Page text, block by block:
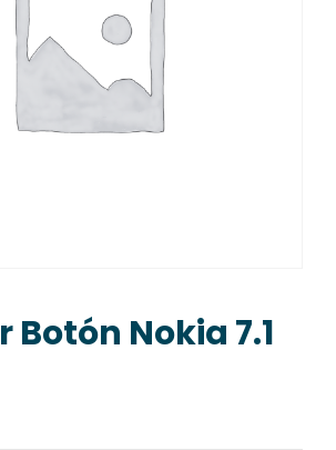
Botón Nokia 7.1